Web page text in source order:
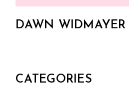
DAWN WIDMAYER
CATEGORIES